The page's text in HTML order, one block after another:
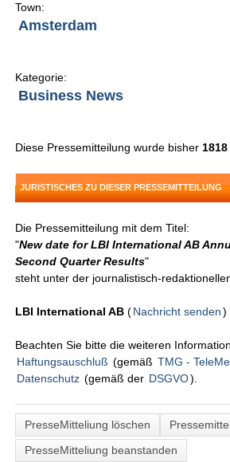
Town:
Amsterdam
Kategorie:
Business News
Diese Pressemitteilung wurde bisher 1818
JURISTISCHES ZU DIESER PRESSEMITTEILUNG
Die Pressemitteilung mit dem Titel:
"New date for LBI International AB
Second Quarter Results"
steht unter der journalistisch-
LBI International AB(Nachricht senden )
Beachten Sie bitte die weiteren
Haftungsauschluß (gemäß TMG -
Datenschutz (gemäß der DSGVO).
PresseMitteliung löschen
PresseMitteliung beanstanden